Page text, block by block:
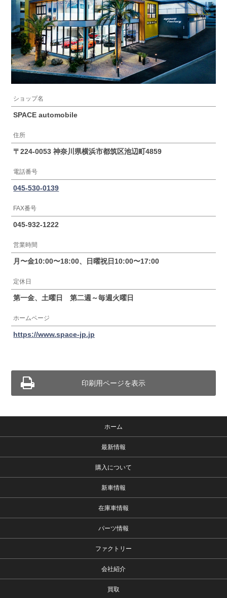
ショップ名
SPACE automobile
住所
〒224-0053 神奈川県横浜市都筑区池辺町4859
電話番号
045-530-0139
FAX番号
045-932-1222
営業時間
月〜金10:00〜18:00、日曜祝日10:00〜17:00
定休日
第一金、土曜日 第二週～毎週火曜日
ホームページ
https://www.space-jp.jp
印刷用ページを表示
ホーム
最新情報
購入について
新車情報
在庫車情報
パーツ情報
ファクトリー
会社紹介
買取